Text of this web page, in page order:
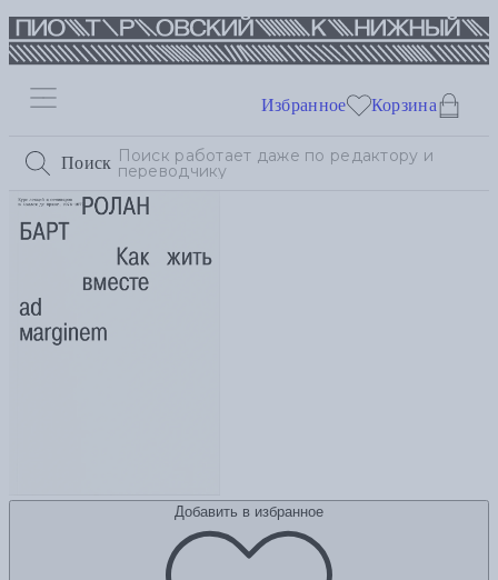
Поиск
Избранное Корзина
Добавить в избранное